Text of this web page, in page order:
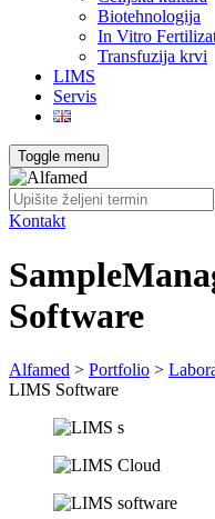
Biotehnologija
In Vitro
Transfuzija krvi
LIMS
Servis
Toggle menu
Kontakt
Software
Alfamed > Portfolio >
LIMS Software